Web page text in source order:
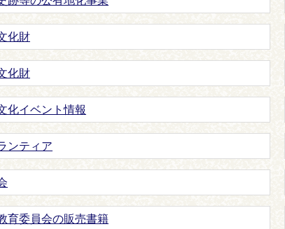
化財
化財
化イベント情報
ンティア
育委員会の販売書籍